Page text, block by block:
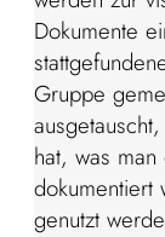
Dokumente
Gruppe
hat, was
dokumentiert
genutzt